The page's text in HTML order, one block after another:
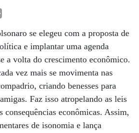
se elegeu com a proposta de
e implantar uma agenda
a volta do crescimento econômico.
vez mais se movimenta nas
criando benesses para
Faz isso atropelando as leis
consequências econômicas. Assim,
de isonomia e lança